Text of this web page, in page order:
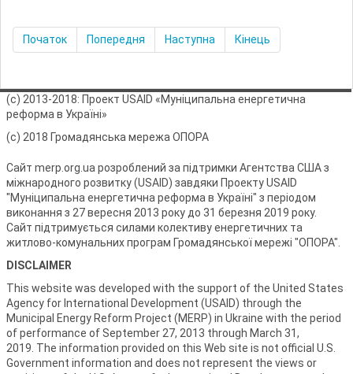
Початок Попередня Наступна Кінець
(с) 2013-2018: Проект USAID «Муніципальна енергетична
реформа в Україні»
(с) 2018 Громадянська мережа ОПОРА
Сайт merp.org.ua розроблений за підтримки Агентства США з
міжнародного розвитку (USAID) завдяки Проекту USAID
"Муніципальна енергетична реформа в Україні" з періодом
виконання з 27 вересня 2013 року до 31 березня 2019 року.
Сайт підтримується силами колективу енергетичних та
житлово-комунальних програм Громадянської мережі "ОПОРА".
DISCLAIMER
This website was developed with the support of the United States
Agency for International Development (USAID) through the
Municipal Energy Reform Project (MERP) in Ukraine with the period
of performance of September 27, 2013 through March 31,
2019. The information provided on this Web site is not official U.S.
Government information and does not represent the views or